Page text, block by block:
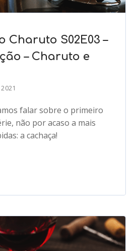
Charuto S02E03 –
– Charuto e
falar sobre o primeiro
não por acaso a mais
a cachaça!